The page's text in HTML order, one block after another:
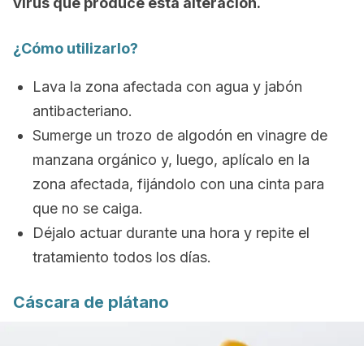
¿Cómo utilizarlo?
Lava la zona afectada con agua y jabón
antibacteriano.
Sumerge un trozo de algodón en vinagre de
manzana orgánico y, luego, aplícalo en la
zona afectada, fijándolo con una cinta para
que no se caiga.
Déjalo actuar durante una hora y repite el
tratamiento todos los días.
Cáscara de plátano